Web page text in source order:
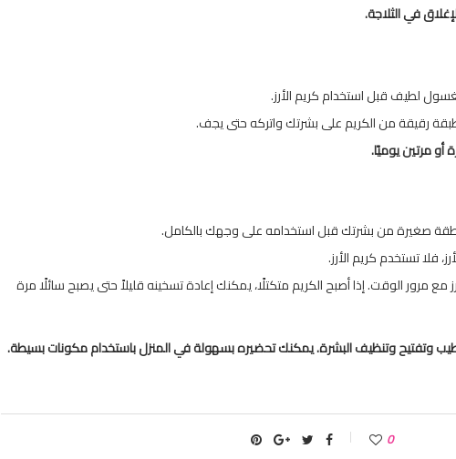
في الثلاجة.
لطيف قبل استخدام كريم الأرز.
رقيقة من الكريم على بشرتك واتركه حتى يجف.
أو مرتين يوميًا.
صغيرة من بشرتك قبل استخدامه على وجهك بالكامل.
فلا تستخدم كريم الأرز.
مع مرور الوقت. إذا أصبح الكريم متكتلًا، يمكنك إعادة تسخينه قليلاً حتى يصبح سائلًا مرة
وتفتيح وتنظيف البشرة. يمكنك تحضيره بسهولة في المنزل باستخدام مكونات بسيطة.
0